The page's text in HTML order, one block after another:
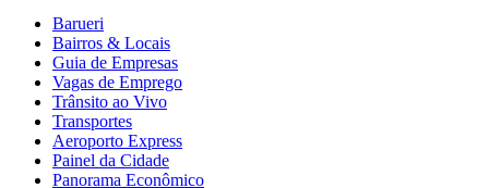
Barueri
Bairros & Locais
Guia de Empresas
Vagas de Emprego
Trânsito ao Vivo
Transportes
Aeroporto Express
Painel da Cidade
Panorama Econômico